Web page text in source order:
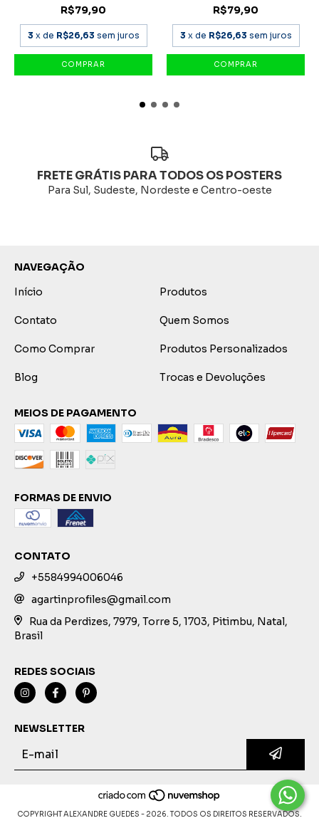
R$79,90
3 x de R$26,63 sem juros
R$79,90
3 x de R$26,63 sem juros
FRETE GRÁTIS PARA TODOS OS POSTERS
Para Sul, Sudeste, Nordeste e Centro-oeste
NAVEGAÇÃO
Início
Produtos
Contato Quem Somos
Como Comprar Produtos Personalizados
Blog Trocas e Devoluções
MEIOS DE PAGAMENTO
FORMAS DE ENVIO
CONTATO
+5584994006046
agartinprofiles@gmail.com
Rua da Perdizes, 7979, Torre 5, 1703, Pitimbu, Natal,
Brasil
REDES SOCIAIS
NEWSLETTER
COPYRIGHT ALEXANDRE GUEDES - 2026. TODOS OS DIREITOS RESERVADOS.